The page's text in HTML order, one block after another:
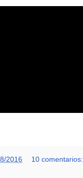
2016 10 comentarios: